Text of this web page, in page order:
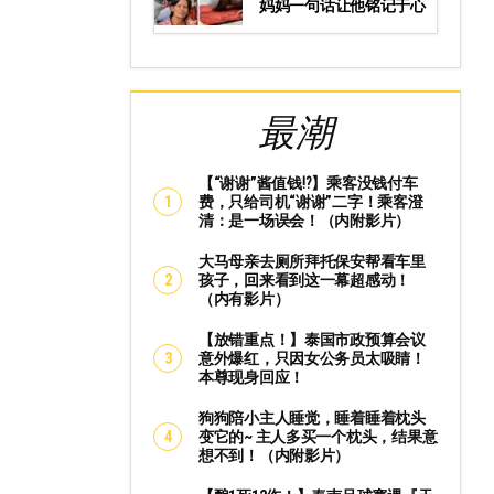
妈妈一句话让他铭记于心
最潮
【“谢谢”酱值钱⁉️】乘客没钱付车
费，只给司机“谢谢”二字！乘客澄
清：是一场误会！（内附影片）
大马母亲去厕所拜托保安帮看车里
孩子，回来看到这一幕超感动！
（内有影片）
【放错重点！】泰国市政预算会议
意外爆红，只因女公务员太吸睛！
本尊现身回应！
狗狗陪小主人睡觉，睡着睡着枕头
变它的~ 主人多买一个枕头，结果意
想不到！（内附影片）